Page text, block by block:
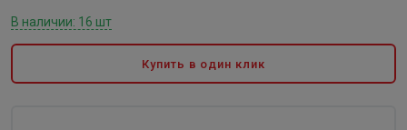
В наличии: 16 шт
Купить в один клик